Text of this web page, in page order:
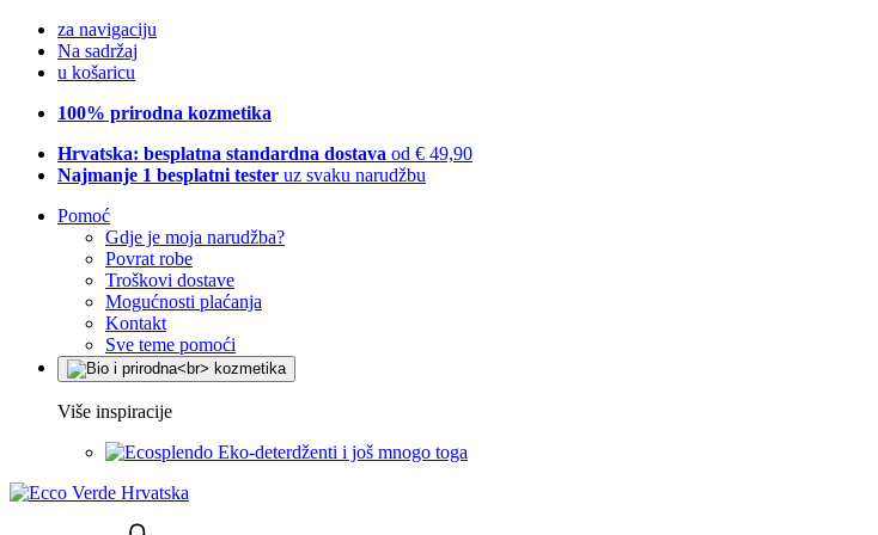
za navigaciju
Na sadržaj
u košaricu
100% prirodna kozmetika
Hrvatska: besplatna standardna dostava od € 49,90
Najmanje 1 besplatni tester uz svaku narudžbu
Pomoć
Gdje je moja narudžba?
Povrat robe
Troškovi dostave
Mogućnosti plaćanja
Kontakt
Sve teme pomoći
Više inspiracije
Eko-deterdženti i još mnogo toga